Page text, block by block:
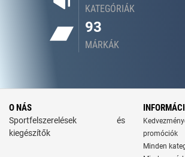
KATEGÓRIÁK
93
MÁRKÁK
O NÁS
Sportfelszerelések és
kiegészítők
promóciók
Minden